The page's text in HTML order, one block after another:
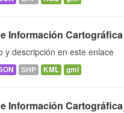
Información
y descripción en este enlace
SHP KML gml
Información